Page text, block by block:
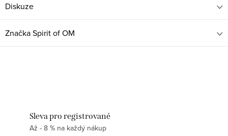
Diskuze
ZnačkaSpirit of OM
Sleva pro registrované
Až - 8 % na každý nákup